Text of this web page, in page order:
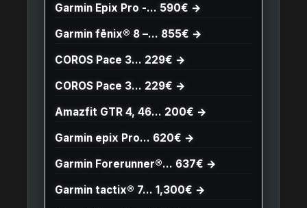
Garmin Epix Pro -… 590€ →
Garmin fēnix® 8 –… 855€ →
COROS Pace 3… 229€ →
COROS Pace 3… 229€ →
Amazfit GTR 4, 46… 200€ →
Garmin epix Pro… 620€ →
Garmin Forerunner®… 637€ →
Garmin tactix® 7… 1,300€ →